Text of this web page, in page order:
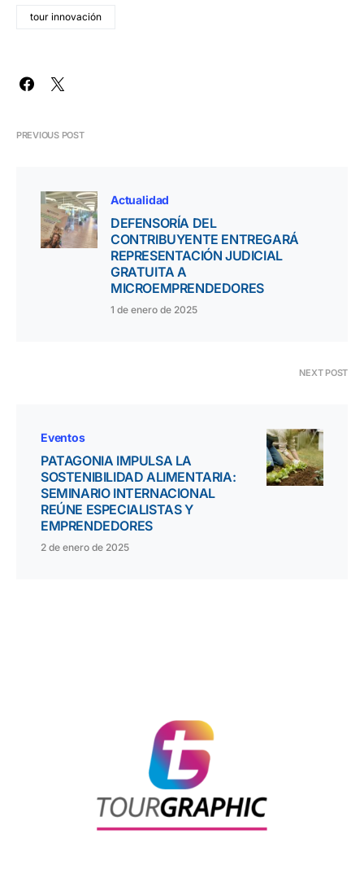
tour innovación
PREVIOUS POST
Actualidad
DEFENSORÍA DEL
CONTRIBUYENTE ENTREGARÁ
REPRESENTACIÓN JUDICIAL
GRATUITA A
MICROEMPRENDEDORES
1 de enero de 2025
NEXT POST
Eventos
PATAGONIA IMPULSA LA
SOSTENIBILIDAD ALIMENTARIA:
SEMINARIO INTERNACIONAL
REÚNE ESPECIALISTAS Y
EMPRENDEDORES
2 de enero de 2025